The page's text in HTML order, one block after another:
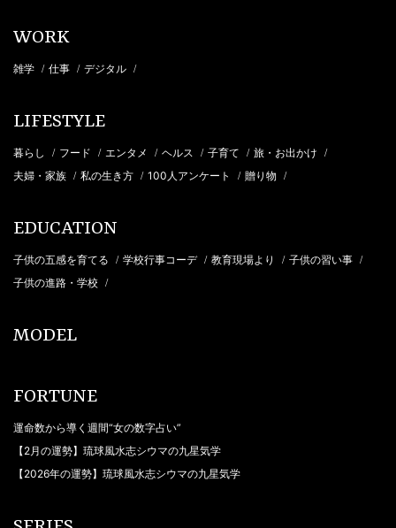
WORK
雑学 / 仕事 / デジタル /
LIFESTYLE
暮らし / フード / エンタメ / ヘルス / 子育て / 旅・お出かけ /
夫婦・家族 / 私の生き方 / 100人アンケート / 贈り物 /
EDUCATION
子供の五感を育てる / 学校行事コーデ / 教育現場より / 子供の習い事 /
子供の進路・学校 /
MODEL
FORTUNE
運命数から導く週間“女の数字占い”
【2月の運勢】琉球風水志シウマの九星気学
【2026年の運勢】琉球風水志シウマの九星気学